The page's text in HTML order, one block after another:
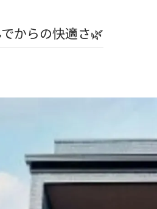
からの快適さ🌿